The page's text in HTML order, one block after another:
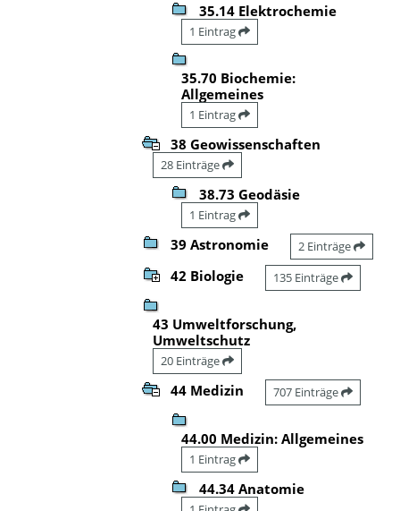
35.14 Elektrochemie
1 Eintrag
35.70 Biochemie:
Allgemeines
1 Eintrag
38 Geowissenschaften
28 Einträge
38.73 Geodäsie
1 Eintrag
39 Astronomie 2 Einträge
42 Biologie 135 Einträge
43 Umweltforschung,
Umweltschutz
20 Einträge
44 Medizin 707 Einträge
44.00 Medizin: Allgemeines
1 Eintrag
44.34 Anatomie